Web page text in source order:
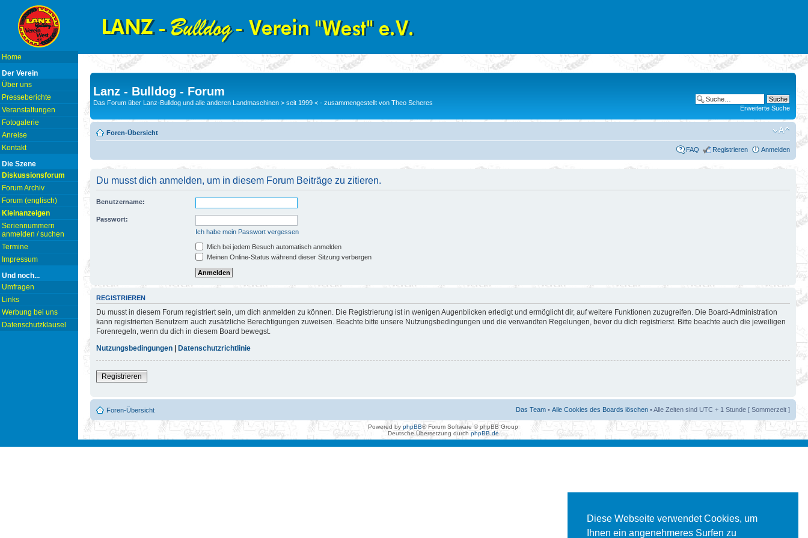
Diese Webseite verwendet Cookies, um
Ihnen ein angenehmeres Surfen zu
Home
Der Verein
Über uns
Presseberichte
Veranstaltungen
Fotogalerie
Anreise
Kontakt
Die Szene
Diskussionsforum
Forum Archiv
Forum (englisch)
Kleinanzeigen
Seriennummern
anmelden / suchen
Termine
Impressum
Und noch...
Umfragen
Links
Werbung bei uns
Datenschutzklausel
Lanz - Bulldog - Forum
Das Forum über Lanz-Bulldog und alle anderen Landmaschinen > seit 1999 < - zusammengestellt von Theo Scheres
Erweiterte Suche
Foren-Übersicht
FAQ Registrieren Anmelden
Du musst dich anmelden, um in diesem Forum Beiträge zu zitieren.
Benutzername:
Passwort:
Ich habe mein Passwort vergessen
Mich bei jedem Besuch automatisch anmelden
Meinen Online-Status während dieser Sitzung verbergen
REGISTRIEREN
Du musst in diesem Forum registriert sein, um dich anmelden zu können. Die Registrierung ist in wenigen Augenblicken erledigt und ermöglicht dir, auf weitere Funktionen zuzugreifen. Die Board-Administration
kann registrierten Benutzern auch zusätzliche Berechtigungen zuweisen. Beachte bitte unsere Nutzungsbedingungen und die verwandten Regelungen, bevor du dich registrierst. Bitte beachte auch die jeweiligen
Forenregeln, wenn du dich in diesem Board bewegst.
Nutzungsbedingungen | Datenschutzrichtlinie
Registrieren
Foren-Übersicht Das Team • Alle Cookies des Boards löschen • Alle Zeiten sind UTC + 1 Stunde [ Sommerzeit ]
Powered by phpBB® Forum Software © phpBB Group
Deutsche Übersetzung durch phpBB.de